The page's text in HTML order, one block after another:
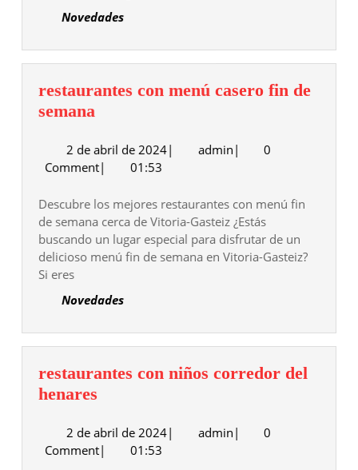
Novedades
restaurantes con menú casero fin de
semana
menú
casero
de
semana
2 de abril de 20242
de
2024
| adminadmin
|
0
Comment| 01:53
Descubre los mejores restaurantes con menú fin
de semana cerca de Vitoria-Gasteiz ¿Estás
buscando un lugar especial para disfrutar de un
delicioso menú fin de semana en Vitoria-Gasteiz?
Si eres
Novedades
restaurantes con niños corredor del
henares
niños
corredor
2 de abril de 20242
| adminadmin
|
0
Comment| 01:53